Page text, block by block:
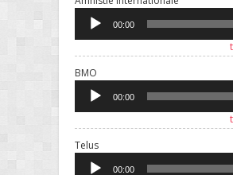
00:00
BMO
00:00
TelusLecteur
00:00